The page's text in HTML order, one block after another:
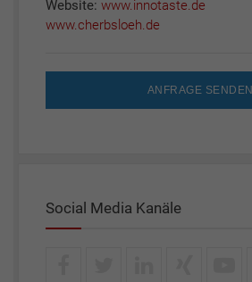
Website: www.innotaste.de
www.cherbsloeh.de
ANFRAGE SENDEN
Social Media Kanäle